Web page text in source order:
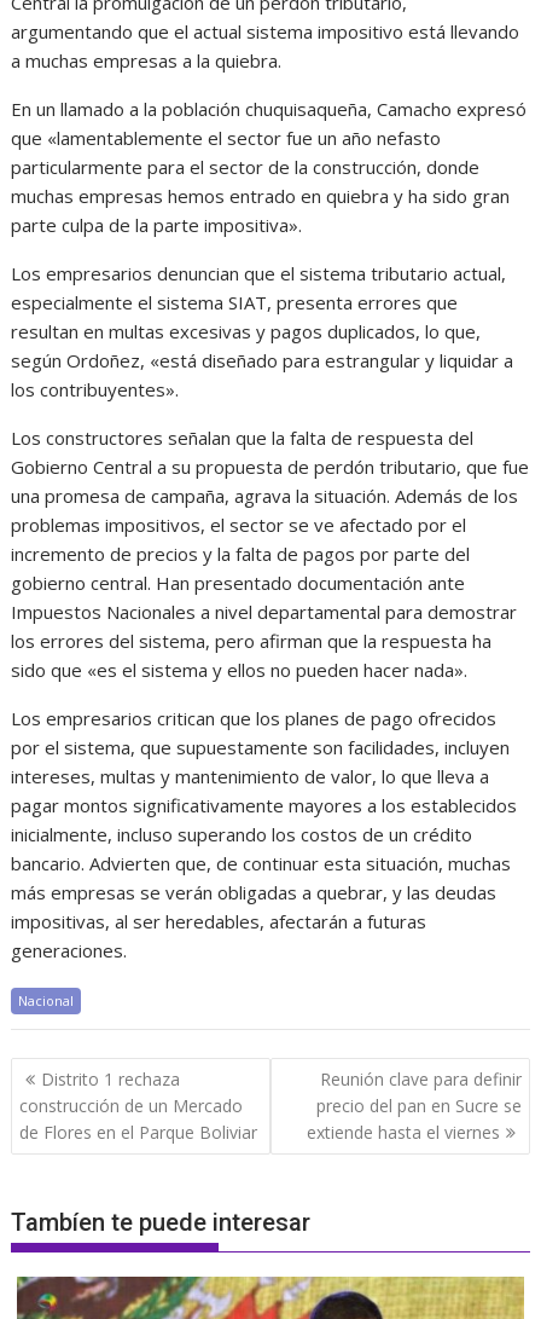
argumentando que el actual sistema impositivo está llevando
a muchas empresas a la quiebra.
En un llamado a la población chuquisaqueña, Camacho expresó
que «lamentablemente el sector fue un año nefasto
particularmente para el sector de la construcción, donde
muchas empresas hemos entrado en quiebra y ha sido gran
parte culpa de la parte impositiva».
Los empresarios denuncian que el sistema tributario actual,
especialmente el sistema SIAT, presenta errores que
resultan en multas excesivas y pagos duplicados, lo que,
según Ordoñez, «está diseñado para estrangular y liquidar a
los contribuyentes».
Los constructores señalan que la falta de respuesta del
Gobierno Central a su propuesta de perdón tributario, que fue
una promesa de campaña, agrava la situación. Además de los
problemas impositivos, el sector se ve afectado por el
incremento de precios y la falta de pagos por parte del
gobierno central. Han presentado documentación ante
Impuestos Nacionales a nivel departamental para demostrar
los errores del sistema, pero afirman que la respuesta ha
sido que «es el sistema y ellos no pueden hacer nada».
Los empresarios critican que los planes de pago ofrecidos
por el sistema, que supuestamente son facilidades, incluyen
intereses, multas y mantenimiento de valor, lo que lleva a
pagar montos significativamente mayores a los establecidos
inicialmente, incluso superando los costos de un crédito
bancario. Advierten que, de continuar esta situación, muchas
más empresas se verán obligadas a quebrar, y las deudas
impositivas, al ser heredables, afectarán a futuras
generaciones.
Nacional
Navegación
de
entradas
Distrito 1 rechaza
construcción de un Mercado
de Flores en el Parque Boliviar
Reunión clave para definir
precio del pan en Sucre se
extiende hasta el viernes
Tambíen te puede interesar